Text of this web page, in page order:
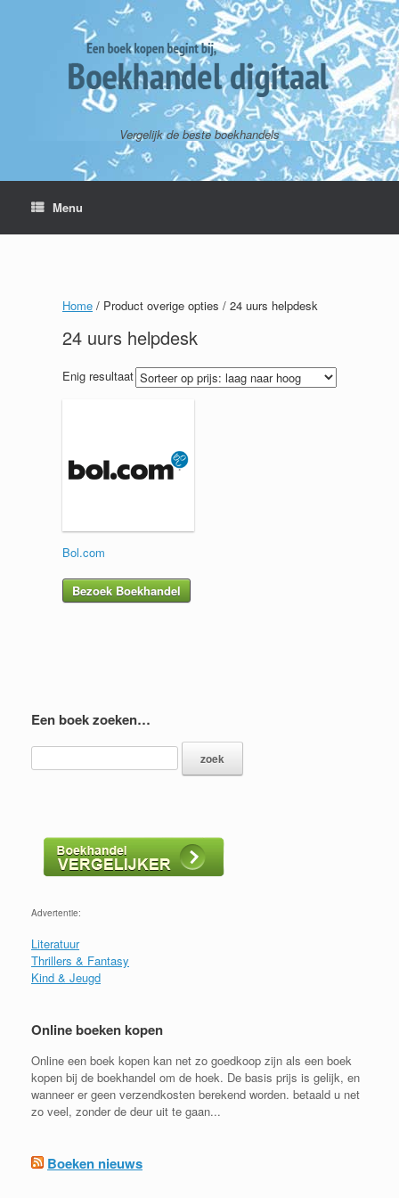
Vergelijk de beste boekhandels
Menu
Home / Product overige opties / 24 uurs helpdesk
24 uurs helpdesk
Enig resultaat
Bol.com
Bezoek Boekhandel
Een boek zoeken…
Advertentie:
Literatuur
Thrillers & Fantasy
Kind & Jeugd
Online boeken kopen
Online een boek kopen kan net zo goedkoop zijn als een boek
kopen bij de boekhandel om de hoek. De basis prijs is gelijk, en
wanneer er geen verzendkosten berekend worden. betaald u net
zo veel, zonder de deur uit te gaan...
Boeken nieuws